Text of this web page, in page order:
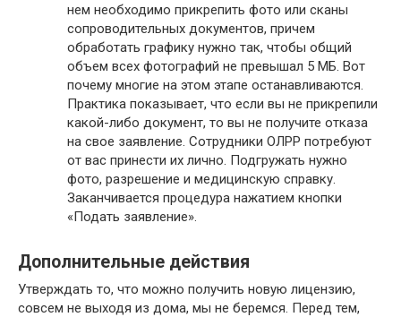
нем необходимо прикрепить фото или сканы
сопроводительных документов, причем
обработать графику нужно так, чтобы общий
объем всех фотографий не превышал 5 МБ. Вот
почему многие на этом этапе останавливаются.
Практика показывает, что если вы не прикрепили
какой-либо документ, то вы не получите отказа
на свое заявление. Сотрудники ОЛРР потребуют
от вас принести их лично. Подгружать нужно
фото, разрешение и медицинскую справку.
Заканчивается процедура нажатием кнопки
«Подать заявление».
Дополнительные действия
Утверждать то, что можно получить новую лицензию,
совсем не выходя из дома, мы не беремся. Перед тем,